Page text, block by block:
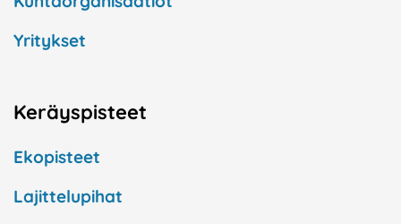
Yritykset
Keräyspisteet
Ekopisteet
Lajittelupihat